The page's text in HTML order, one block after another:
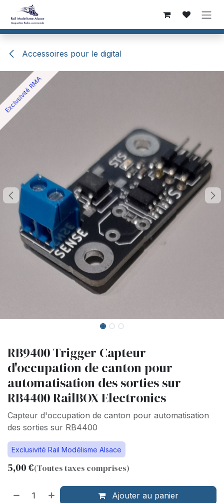
Se rendre au contenu
Accessoires pour le digital
Exclusivité RMA
Exclusivité RMA
RB9400 Trigger Capteur
d'occupation de canton pour
automatisation des sorties sur
RB4400 RailBOX Electronics
Capteur d'occupation de canton pour automatisation
des sorties sur RB4400
Exclusivité Rail Modélisme Alsace
5,00€(Toutes taxes comprises)
Ajouter au panier